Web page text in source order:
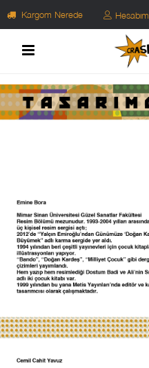
Kargom Nerede Hesabım